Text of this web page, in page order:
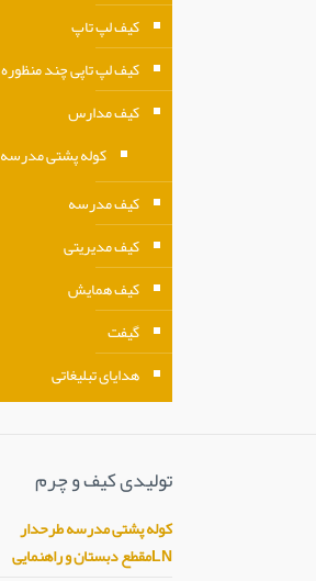
کیف لپ تاپ
کیف لپ تاپی چند منظوره
کیف مدارس
کوله پشتی مدرسه
کیف مدرسه
کیف مدیریتی
کیف همایش
گیفت
هدایای تبلیغاتی
تولیدی کیف و چرم
کوله پشتی مدرسه طرحدار
LNمقطع دبستان و راهنمایی